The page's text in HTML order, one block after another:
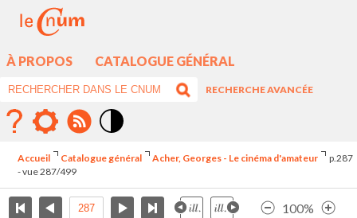
À PROPOS CATALOGUE GÉNÉRAL
RECHERCHE AVANCÉE
élévé
Accueil Catalogue général Acher, Georges - Le cinéma d'amateur
p.287
- vue 287/499
100%